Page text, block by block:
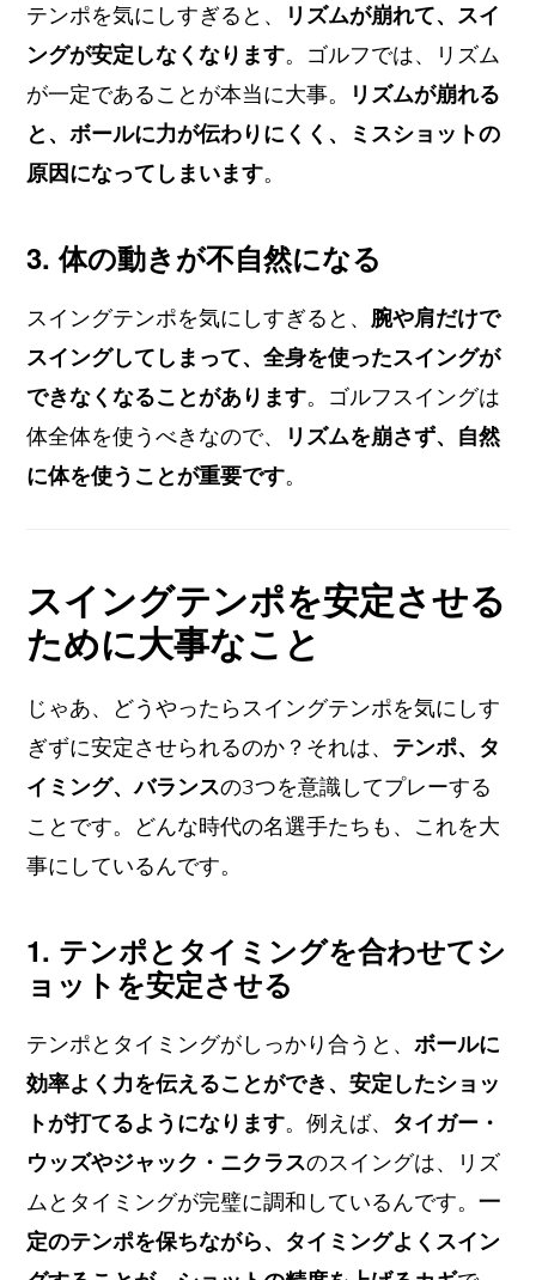
テンポを気にしすぎると、
リズムが崩れて、スイ
ングが安定しなくなります。ゴルフでは、リズム
が一定であることが本当に大事。
リズムが崩れる
と、ボールに力が伝わりにくく、ミスショットの
原因になってしまいます。
3. 体の動きが不自然になる
スイングテンポを気にしすぎると、 腕や肩だけで
スイングしてしまって、全身を使ったスイングが
できなくなることがあります。ゴルフスイングは
体全体を使うべきなので、
リズムを崩さず、自然
に体を使うことが重要です。
スイングテンポを安定させる
ために大事なこと
じゃあ、どうやったらスイングテンポを気にしす
ぎずに安定させられるのか？それは、 テンポ、タ
イミング、バランスの3つを意識してプレーする
ことです。どんな時代の名選手たちも、これを大
事にしているんです。
1. テンポとタイミングを合わせてシ
ョットを安定させる
テンポとタイミングがしっかり合うと、ボールに
効率よく力を伝えることができ、安定したショッ
トが打てるようになります。例えば、 タイガー・
ウッズやジャック・ニクラスのスイングは、リズ
ムとタイミングが完璧に調和しているんです。一
定のテンポを保ちながら、タイミングよくスイン